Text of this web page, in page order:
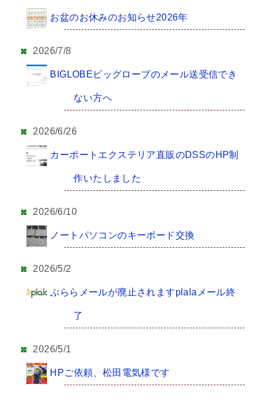
お盆のお休みのお知らせ2026年
2026/7/8
BIGLOBEビッグローブのメール送受信でき
ない方へ
2026/6/26
カーポートエクステリア直販のDSSのHP制
作いたしました
2026/6/10
ノートパソコンのキーボード交換
2026/5/2
ぷららメールが廃止されますplalaメール終
了
2026/5/1
HPご依頼、松田電気様です